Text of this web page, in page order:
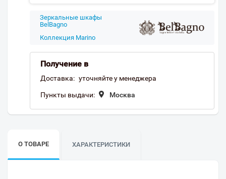
Зеркальные шкафы
BelBagno
Коллекция Marino
Получение в
Доставка: уточняйте у менеджера
Пункты выдачи: Москва
О ТОВАРЕ ХАРАКТЕРИСТИКИ